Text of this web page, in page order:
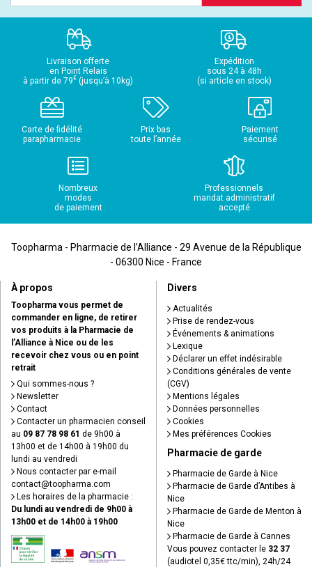
Livraison offerte
en Point Relais
à partir de 79€ (jusqu’à 10kg)
Expédition
sous 24 à 48h
(si article en stock)
Carte de fidélité
parapharmacie
Prix bas
toute l’année
Paiement
sécurisé
Nombreux
modes
de paiement
Professionnels
mandat administratif
accepté
Toopharma - Pharmacie de l’Alliance - 29 Avenue de la République
- 06300 Nice - France
À propos
Toopharma vous permet de
commander en ligne, de retirer
vos produits à la Pharmacie de
l’Alliance à Nice ou de les
recevoir chez vous ou en point
retrait
Qui sommes-nous ?
Newsletter
Contact
Contacter un pharmacien conseil
au 09 87 78 98 61 de 9h00 à
13h00 et de 14h00 à 19h00 du
lundi au vendredi
Nous contacter par e-mail
contact@toopharma.com
Les horaires de la pharmacie :
Du lundi au vendredi de 9h00 à
13h00 et de 14h00 à 19h00
Divers
Actualités
Prise de rendez-vous
Événements & animations
Lexique
Déclarer un effet indésirable
Conditions générales de vente
(CGV)
Mentions légales
Données personnelles
Cookies
Mes préférences Cookies
Pharmacie de garde
Pharmacie de Garde à Nice
Pharmacie de Garde d’Antibes à
Nice
Pharmacie de Garde de Menton à
Nice
Pharmacie de Garde à Cannes
Vous pouvez contacter le 32 37
(audiotel 0,35€ ttc/min), 24h/24